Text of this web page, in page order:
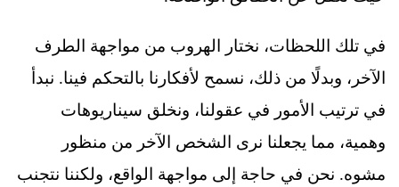
في تلك اللحظات، نختار الهروب من مواجهة الطرف
الآخر، وبدلًا من ذلك، نسمح لأفكارنا بالتحكم فينا. نبدأ
في ترتيب الأمور في عقولنا، ونخلق سيناريوهات
وهمية، مما يجعلنا نرى الشخص الآخر من منظور
مشوه. نحن في حاجة إلى مواجهة الواقع، ولكننا نتجنب